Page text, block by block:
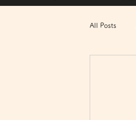
All Posts